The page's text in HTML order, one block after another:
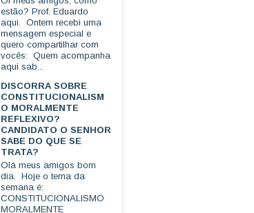
estão? Prof. Eduardo
aqui. Ontem recebi uma
mensagem especial e
quero compartilhar com
vocês: Quem acompanha
aqui sab...
DISCORRA SOBRE
CONSTITUCIONALISM
O MORALMENTE
REFLEXIVO?
CANDIDATO O SENHOR
SABE DO QUE SE
TRATA?
Olá meus amigos bom
dia. Hoje o tema da
semana é:
CONSTITUCIONALISMO
MORALMENTE